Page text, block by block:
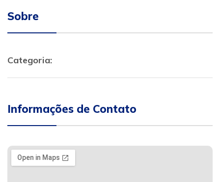
Sobre
Categoria:
Informações de Contato